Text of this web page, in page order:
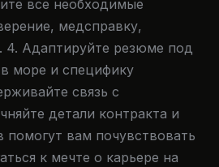
все необходимые
медсправку,
4. Адаптируйте резюме под
море и специфику
связь с
детали контракта и
помогут вам почувствовать
к мечте о карьере на